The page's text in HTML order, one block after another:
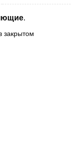
.
закрытом